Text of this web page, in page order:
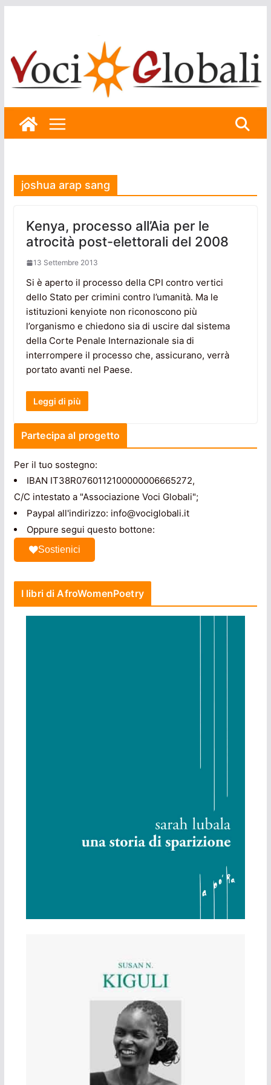
joshua arap sang
Kenya, processo all’Aia per le
atrocità post-elettorali del 2008
13 Settembre 2013
Si è aperto il processo della CPI contro vertici
dello Stato per crimini contro l’umanità. Ma le
istituzioni kenyiote non riconoscono più
l’organismo e chiedono sia di uscire dal sistema
della Corte Penale Internazionale sia di
interrompere il processo che, assicurano, verrà
portato avanti nel Paese.
Leggi di più
Partecipa al progetto
Per il tuo sostegno:
IBAN IT38R0760112100000006665272,
C/C intestato a "Associazione Voci Globali";
Paypal all'indirizzo: info@vociglobali.it
Oppure segui questo bottone:
Sostienici
I libri di AfroWomenPoetry